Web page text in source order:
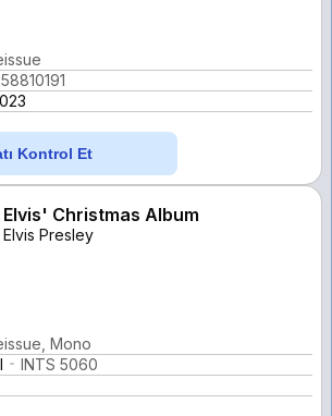
Kontrol Et
Elvis' Christmas Album
Elvis Presley
Mono
INTS 5060